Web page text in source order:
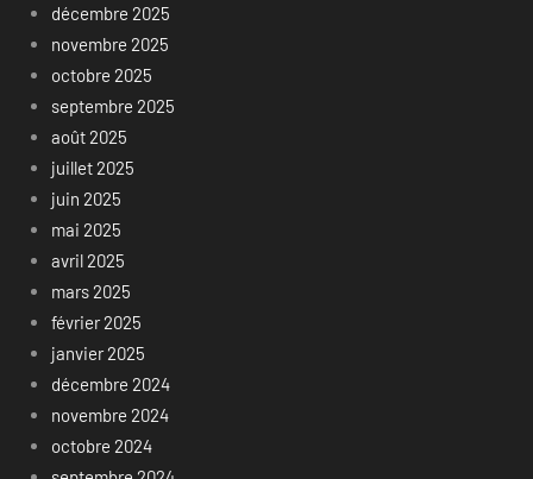
décembre 2025
novembre 2025
octobre 2025
septembre 2025
août 2025
juillet 2025
juin 2025
mai 2025
avril 2025
mars 2025
février 2025
janvier 2025
décembre 2024
novembre 2024
octobre 2024